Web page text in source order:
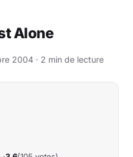
Alone
2004 · 2 min de lecture